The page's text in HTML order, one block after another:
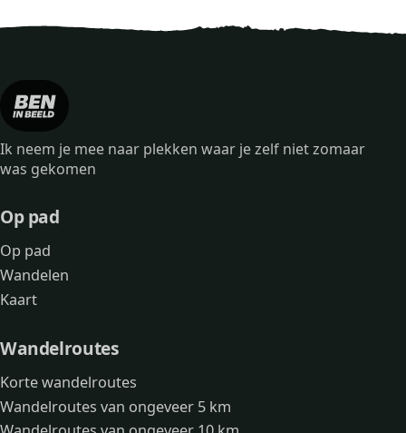
Ik neem je mee naar plekken waar je zelf niet zomaar
was gekomen
Op pad
Op pad
Wandelen
Kaart
Wandelroutes
Korte wandelroutes
Wandelroutes van ongeveer 5 km